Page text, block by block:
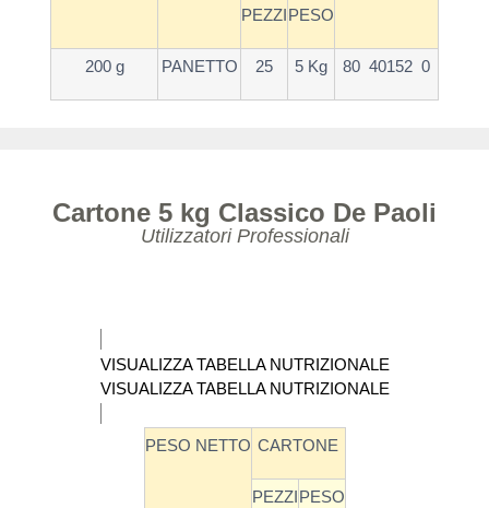
PEZZIPESO
200 g PANETTO 25 5 Kg 80 40152 0
Cartone 5 kg Classico De Paoli
Utilizzatori Professionali
PESO NETTO CARTONE
PEZZIPESO
VISUALIZZA TABELLA NUTRIZIONALE
VISUALIZZA TABELLA NUTRIZIONALE